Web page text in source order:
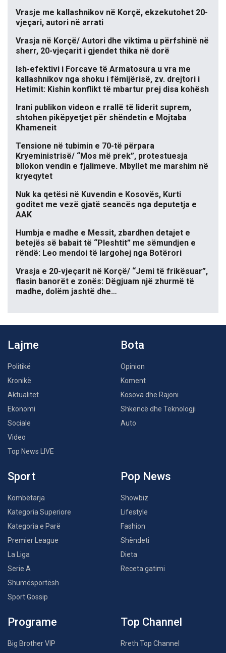
Vrasje me kallashnikov në Korçë, ekzekutohet 20-
vjeçari, autori në arrati
Vrasja në Korçë/ Autori dhe viktima u përfshinë në
sherr, 20-vjeçarit i gjendet thika në dorë
Ish-efektivi i Forcave të Armatosura u vra me
kallashnikov nga shoku i fëmijërisë, zv. drejtori i
Hetimit: Kishin konflikt të mbartur prej disa kohësh
Irani publikon videon e rrallë të liderit suprem,
shtohen pikëpyetjet për shëndetin e Mojtaba
Khameneit
Tensione në tubimin e 70-të përpara
Kryeministrisë/ “Mos më prek”, protestuesja
bllokon vendin e fjalimeve. Mbyllet me marshim në
kryeqytet
Nuk ka qetësi në Kuvendin e Kosovës, Kurti
goditet me vezë gjatë seancës nga deputetja e
AAK
Humbja e madhe e Messit, zbardhen detajet e
betejës së babait të “Pleshtit” me sëmundjen e
rëndë: Leo mendoi të largohej nga Botërori
Vrasja e 20-vjeçarit në Korçë/ “Jemi të frikësuar”,
flasin banorët e zonës: Dëgjuam një zhurmë të
madhe, dolëm jashtë dhe…
Lajme
Politikë
Kronikë
Aktualitet
Ekonomi
Sociale
Video
Top News LIVE
Bota
Opinion
Koment
Kosova dhe Rajoni
Shkencë dhe Teknologji
Auto
Sport
Kombëtarja
Kategoria Superiore
Kategoria e Parë
Premier League
La Liga
Serie A
Shumësportësh
Sport Gossip
Pop News
Showbiz
Lifestyle
Fashion
Shëndeti
Dieta
Receta gatimi
Programe
Big Brother VIP
Top Channel
Rreth Top Channel